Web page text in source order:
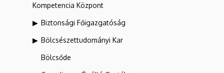
Kompetencia Központ
Biztonsági Főigazgatóság
Bölcsészettudományi Kar
Bölcsőde